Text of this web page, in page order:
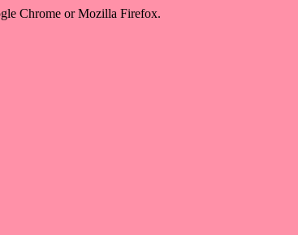
Chrome or Mozilla Firefox.